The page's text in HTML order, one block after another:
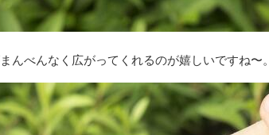
んべんなく広がってくれるのが嬉しいですね〜。